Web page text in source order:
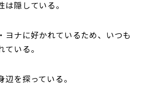
隠している。
ヨナに好かれているため、いつも
いる。
を探っている。